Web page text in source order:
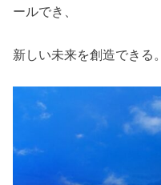
ールでき、
新しい未来を創造できる。